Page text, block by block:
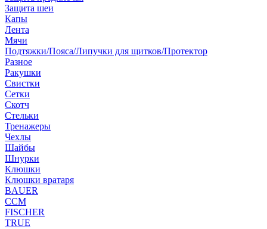
Защита шеи
Капы
Лента
Мячи
Подтяжки/Пояса/Липучки для щитков/Протектор
Разное
Ракушки
Свистки
Сетки
Скотч
Стельки
Тренажеры
Чехлы
Шайбы
Шнурки
Клюшки
Клюшки вратаря
BAUER
CCM
FISCHER
TRUE